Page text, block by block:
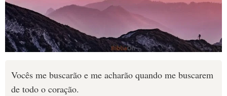
Vocês me buscarão e me acharão quando me buscarem
de todo o coração.